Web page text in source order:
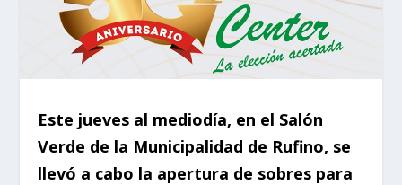
Este jueves al mediodía, en el Salón
Verde de la Municipalidad de Rufino, se
llevó a cabo la apertura de sobres para